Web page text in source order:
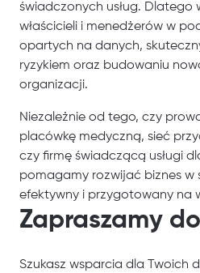
świadczonych usług. Dlatego
właścicieli i menedżerów w
opartych na danych,
ryzykiem oraz budowaniu
organizacji.
Niezależnie od tego, czy
placówkę medyczną, sieć
czy firmę świadczącą usługi
pomagamy rozwijać biznes w
efektywny i przygotowany na
Zapraszamy
Szukasz wsparcia dla Twoich